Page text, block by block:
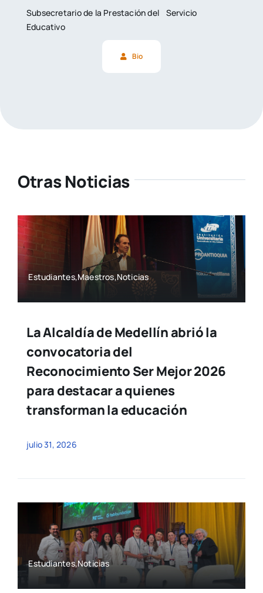
Subsecretario de la Prestación del Servicio
Educativo
Bio
Otras Noticias
Estudiantes,Maestros,Noticias
La Alcaldía de Medellín abrió la
convocatoria del
Reconocimiento Ser Mejor 2026
para destacar a quienes
transforman la educación
julio 31, 2026
Estudiantes,Noticias